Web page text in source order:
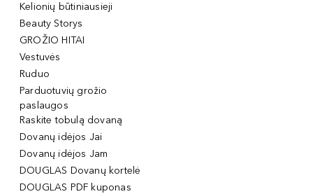
Kelionių būtiniausieji
Beauty Storys
GROŽIO HITAI
Vestuvės
Ruduo
Parduotuvių grožio
paslaugos
Raskite tobulą dovaną
Dovanų idėjos Jai
Dovanų idėjos Jam
DOUGLAS Dovanų kortelė
DOUGLAS PDF kuponas